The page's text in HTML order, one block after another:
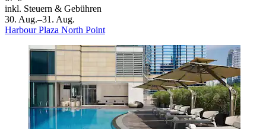
inkl. Steuern & Gebühren
30. Aug.–31. Aug.
Harbour Plaza North Point